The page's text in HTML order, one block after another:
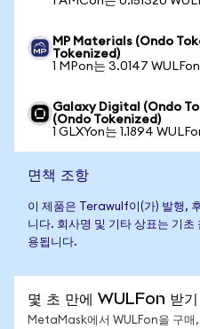
MP Materials (Ondo
Tokenized)
1 MPon는 3.0147
Galaxy Digital (Ondo
(Ondo Tokenized)
1 GLXYon는 1.1894
면책 조항
이 제품은 Terawulf이(가) 발행,
니다. 회사명 및 기타 상표는 기
용됩니다.
몇 초 만에 WULFon 받기
MetaMask에서 WULFon을 구매